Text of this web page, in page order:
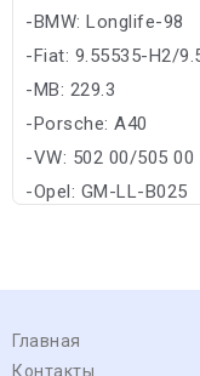
-BMW: Longlife-98
-Fiat: 9.55535-H2/
-MB: 229.3
-Porsche: A40
-VW: 502 00/505 00
-Opel: GM-LL-B025
Главная
Контакты